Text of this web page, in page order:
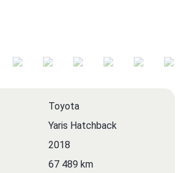
Toyota
Yaris Hatchback
2018
67 489 km